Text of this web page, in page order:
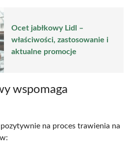
Ocet jabłkowy Lidl –
właściwości, zastosowanie i
aktualne promocje
wspomaga
na proces trawienia na